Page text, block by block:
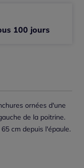
ornées d'une
de la poitrine.
cm depuis l'épaule.
100 jours